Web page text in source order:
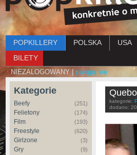
Menu główne
POPKILLERY POLSKA USA
BILETY
NIEZALOGOWANY | zaloguj się
Kategorie
Beefy (251)
Felietony (174)
Film (193)
Freestyle (620)
Girlzone (3)
Gry (9)
kategorie:
dodano: